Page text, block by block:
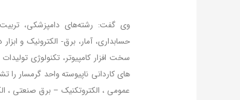
وی گفت: رشته‌های دامپزشکی،
حسابداری، آمار، برق- الکترونیک و
سخت افزار کامپیوتر، تکنولوژی
های کاردانی ناپیوسته واحد گرمسار
عمومی ، الکتروتکنیک – برق صنعتی